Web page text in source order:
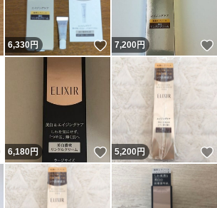
いいね！
6,330円 いいね！
7,200円
いいね！
6,180円 いいね！
5,200円